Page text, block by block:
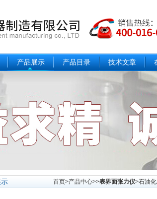
产品展示 产品目录 技术文章
首页>产品中心>>表界面张力仪>石油